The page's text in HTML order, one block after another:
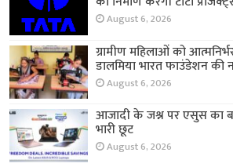
August 6, 2026
ग्रामीण महिलाओं को
डालमिया भारत फाउंडेशन की
August 6, 2026
आजादी के जश्न पर एसुस का
भारी छूट
August 6, 2026